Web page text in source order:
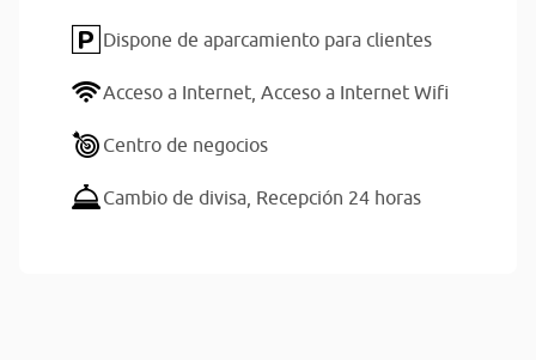
Dispone de aparcamiento para clientes
Acceso a Internet, Acceso a Internet Wifi
Centro de negocios
Cambio de divisa, Recepción 24 horas